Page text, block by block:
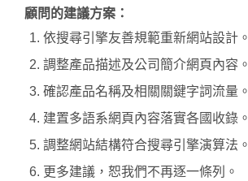
顧問的建議方案：
依搜尋引擎友善規範重新網站設計。
調整產品描述及公司簡介網頁內容。
確認產品名稱及相關關鍵字詞流量。
建置多語系網頁內容落實各國收錄。
調整網站結構符合搜尋引擎演算法。
更多建議，恕我們不再逐一條列。